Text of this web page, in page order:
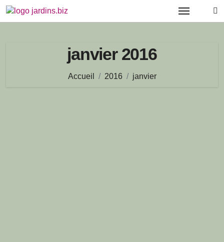
Passer
au
janvier 2016
Accueil 2016 janvier